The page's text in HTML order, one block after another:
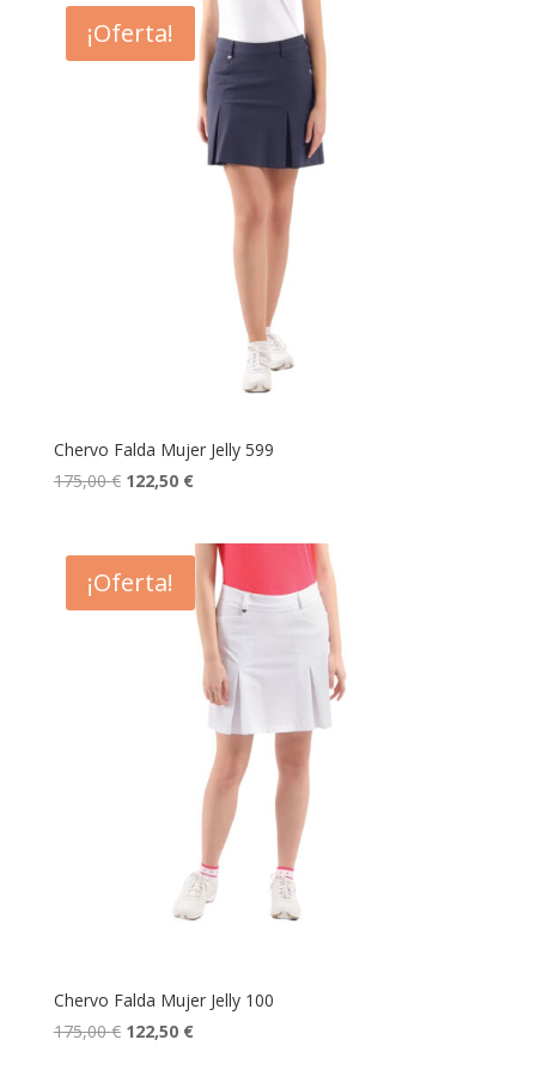
era:
109,00 €.
es:
76,30 €.
¡Oferta!
Chervo Falda Mujer Jelly 599
175,00€ El
era:
175,00 €.
122,50 €El
es:
122,50 €.
¡Oferta!
Chervo Falda Mujer Jelly 100
175,00€ El
122,50 €El